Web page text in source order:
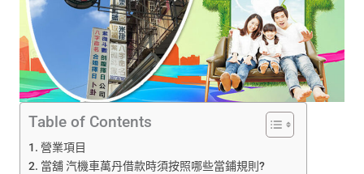
Table of Contents
營業項目
當舖 汽機車萬丹借款時須按照哪些當鋪規則?